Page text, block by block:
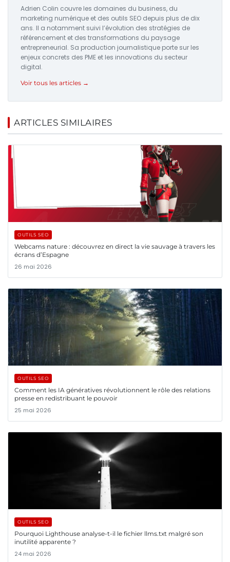
Adrien Colin couvre les domaines du business, du
marketing numérique et des outils SEO depuis plus de dix
ans. Il a notamment suivi l’évolution des stratégies de
référencement et des transformations du paysage
entrepreneurial. Sa production journalistique porte sur les
enjeux concrets des PME et les innovations du secteur
digital.
Voir tous les articles →
ARTICLES SIMILAIRES
OUTILS SEO
Webcams nature : découvrez en direct la vie sauvage à travers les
écrans d’Espagne
26 mai 2026
OUTILS SEO
Comment les IA génératives révolutionnent le rôle des relations
presse en redistribuant le pouvoir
25 mai 2026
OUTILS SEO
Pourquoi Lighthouse analyse-t-il le fichier llms.txt malgré son
inutilité apparente ?
24 mai 2026